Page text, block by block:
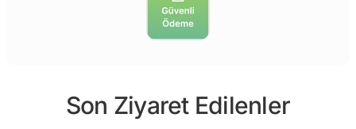
Son Ziyaret Edilenler